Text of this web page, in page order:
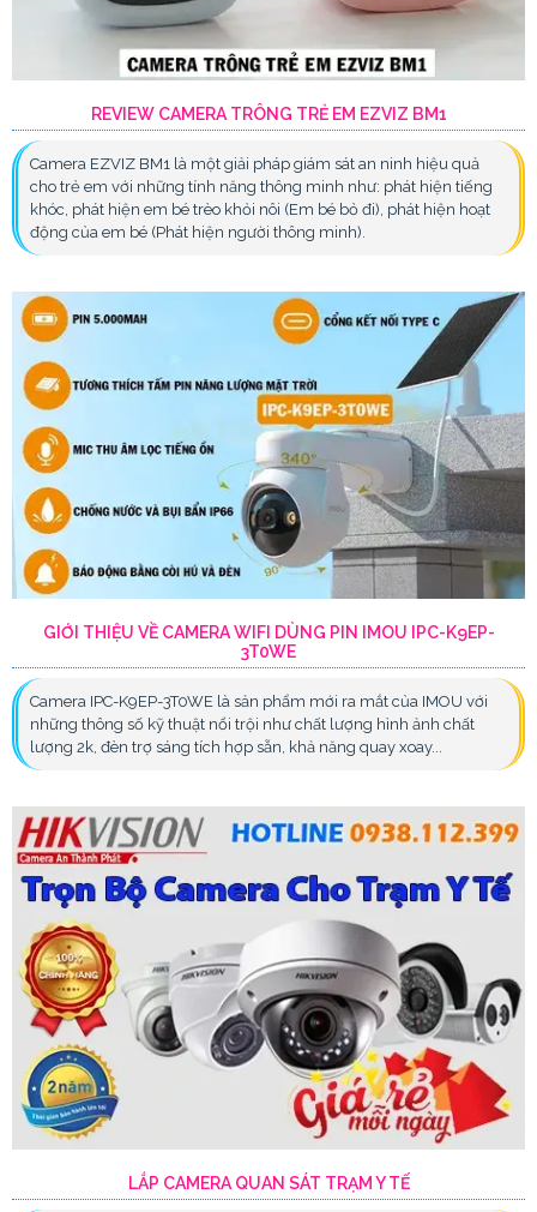
REVIEW CAMERA TRÔNG TRẺ EM EZVIZ BM1
Camera EZVIZ BM1 là một giải pháp giám sát an ninh hiệu quả
cho trẻ em với những tính năng thông minh như: phát hiện tiếng
khóc, phát hiện em bé trèo khỏi nôi (Em bé bỏ đi), phát hiện hoạt
động của em bé (Phát hiện người thông minh).
GIỚI THIỆU VỀ CAMERA WIFI DÙNG PIN IMOU IPC-K9EP-
3T0WE
Camera IPC-K9EP-3T0WE là sản phẩm mới ra mắt của IMOU với
những thông số kỹ thuật nổi trội như chất lượng hình ảnh chất
lượng 2k, đèn trợ sáng tích hợp sẵn, khả năng quay xoay...
LẮP CAMERA QUAN SÁT TRẠM Y TẾ